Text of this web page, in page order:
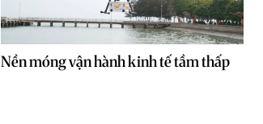
Nền móng vận hành kinh tế tầm thấp